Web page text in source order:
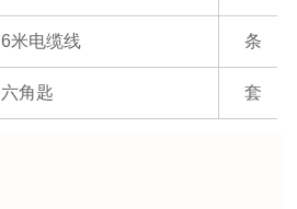
6米电缆线 条
六角匙 套